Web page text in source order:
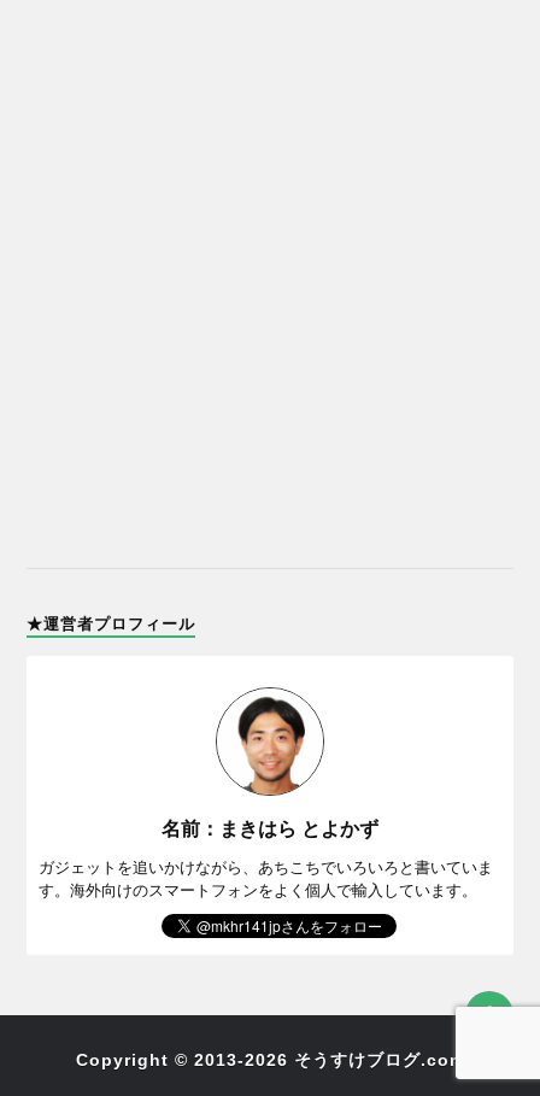
★運営者プロフィール
名前：まきはら とよかず
ガジェットを追いかけながら、あちこちでいろいろと書いていま
す。海外向けのスマートフォンをよく個人で輸入しています。
Copyright © 2013-2026 そうすけブログ.com